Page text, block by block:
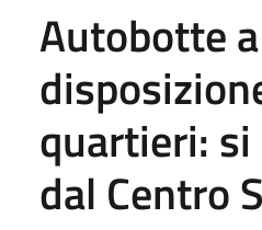
Autobotte a
quartieri:
dal Centro